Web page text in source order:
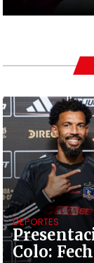
Colo:
DEPORTES